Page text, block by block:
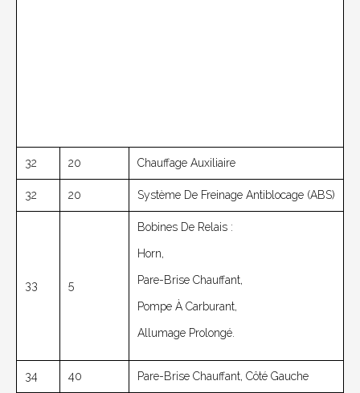
32 20 Chauffage Auxiliaire
32 20 Système De Freinage Antiblocage (ABS)
33 5
Bobines De Relais :
Horn,
Pare-Brise Chauffant,
Pompe À Carburant,
Allumage Prolongé.
34 40 Pare-Brise Chauffant, Côté Gauche